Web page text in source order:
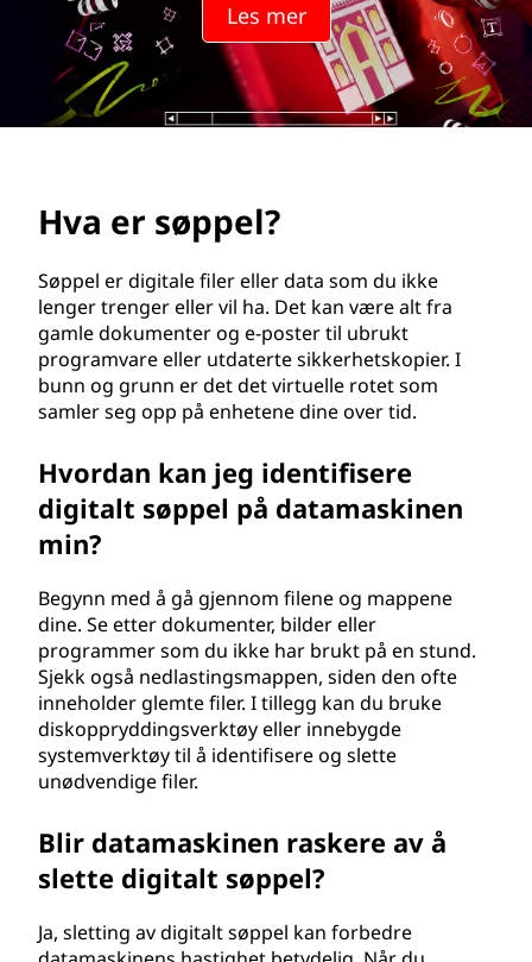
Les mer
Hva er søppel?
Søppel er digitale filer eller data som du ikke
lenger trenger eller vil ha. Det kan være alt fra
gamle dokumenter og e-poster til ubrukt
programvare eller utdaterte sikkerhetskopier. I
bunn og grunn er det det virtuelle rotet som
samler seg opp på enhetene dine over tid.
Hvordan kan jeg identifisere
digitalt søppel på datamaskinen
min?
Begynn med å gå gjennom filene og mappene
dine. Se etter dokumenter, bilder eller
programmer som du ikke har brukt på en stund.
Sjekk også nedlastingsmappen, siden den ofte
inneholder glemte filer. I tillegg kan du bruke
diskoppryddingsverktøy eller innebygde
systemverktøy til å identifisere og slette
unødvendige filer.
Blir datamaskinen raskere av å
slette digitalt søppel?
Ja, sletting av digitalt søppel kan forbedre